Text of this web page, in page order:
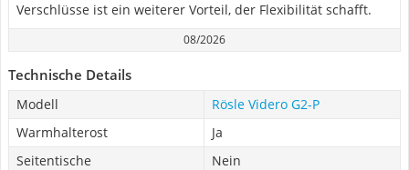
Verschlüsse ist ein weiterer Vorteil, der Flexibilität schafft.
08/2026
Technische Details
Modell
Rösle Videro G2-P
Warmhalterost
Ja
Seitentische
Nein